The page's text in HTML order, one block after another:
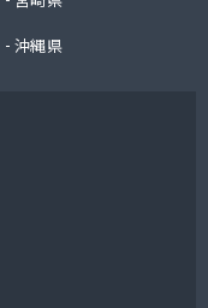
沖縄県